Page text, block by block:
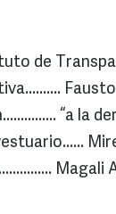
de
“a la
Magali